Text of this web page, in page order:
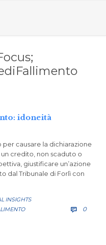
idoneità
causare la dichiarazione
credito, non scaduto o
giustificare un’azione
dal Tribunale di Forlì con
INSIGHTS
 0